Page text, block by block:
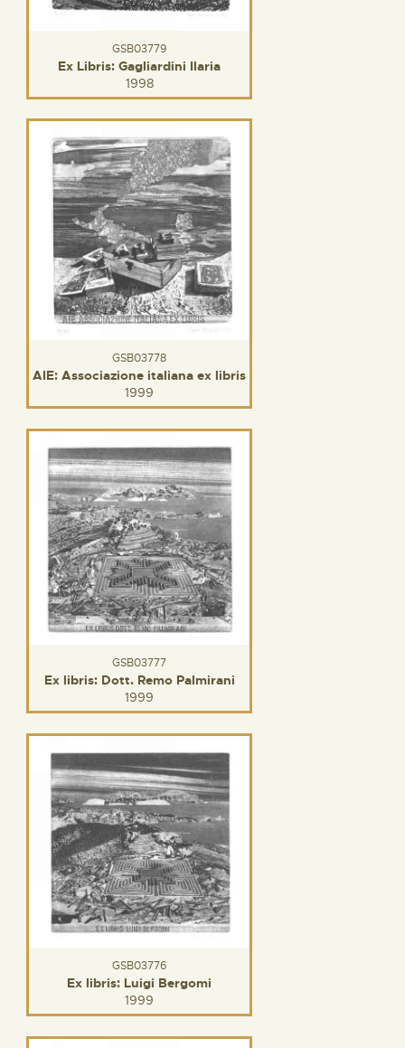
GSB03779
Ex Libris: Gagliardini Ilaria
1998
GSB03778
AIE: Associazione italiana ex libris
1999
GSB03777
Ex libris: Dott. Remo Palmirani
1999
GSB03776
Ex libris: Luigi Bergomi
1999